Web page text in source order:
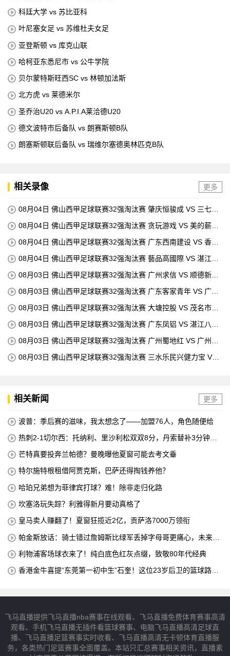
科廷大学 vs 苏比亚科
叶尼塞女足 vs 苏维杜夫女足
亚登斯顿 vs 库克山联
哈柯亚东悉尼市 vs 公牛学院
贝尔蒙特斯旺西SC vs 林顿加法斯
北方虎 vs 莱德米尔
圣乔治U20 vs A.P.I.A莱洽德U20
德文波特市后备队 vs 朗赛斯顿B队
朗塞斯顿联后备队 vs 瑞维尔塞德奥林匹克B队
相关录像 更多
08月04日 佛山西甲足球联赛32强淘汰赛 肇庆恒骏成 VS 三七互
08月04日 佛山西甲足球联赛32强淘汰赛 贪玩游戏 VS 美的薪火
08月04日 佛山西甲足球联赛32强淘汰赛 广东西南建设 VS 香港
08月04日 佛山西甲足球联赛32强淘汰赛 藝品高國際 VS 湛江狂
08月03日 佛山西甲足球联赛32强淘汰赛 广州求信 VS 顺德新青
08月03日 佛山西甲足球联赛32强淘汰赛 广东客家青年 VS 广州
08月03日 佛山西甲足球联赛32强淘汰赛 大塘控股 VS 茂名市点
08月03日 佛山西甲足球联赛32强淘汰赛 广东凤铝 VS 湛江八部
08月03日 佛山西甲足球联赛32强淘汰赛 广州蜀地红 VS 广州戴
08月03日 佛山西甲足球联赛32强淘汰赛 三水乐民兴健力宝 VS
相关新闻 更多
波普：季后赛的滋味，我太想念了——加盟76人，角色随便给
热刺2-1切尔西：托纳利、里沙利松双双8分，丹索替补3分钟染
芒特真要投奔兰帕德？曼晚曝他夏窗可能去考文垂
特尔施特根租借阿贾克斯，巴萨还得掏钱养他？
哈珀兄弟想为菲律宾打球？难！除非走归化路
坎塞洛玩失踪？利雅得新月要动真格了
皇马卖人赚翻了！夏窗狂揽近2亿，贡萨洛7000万领衔
帕金斯放话：骑士错过詹姆斯比绿军丢掉字母哥更痛心，未来十
利物浦客场球衣来了！纯白底色红灰点缀，致敬80年代经典
香港金牛喜提“东莞第一初中生”石奎！这位23岁后卫的篮球路，
飞马直播提供飞马直播nba赛事在线观看、飞马直播免费体育赛事高清
观看、手机飞马直播无插件看篮球赛事、电脑飞马直播高清足球直
播、飞马直播足篮赛事实时收看、飞马直播高清无卡顿体育直播服
务，各类热门足篮赛事全面覆盖。本站只汇总赛事相关资讯，直播素